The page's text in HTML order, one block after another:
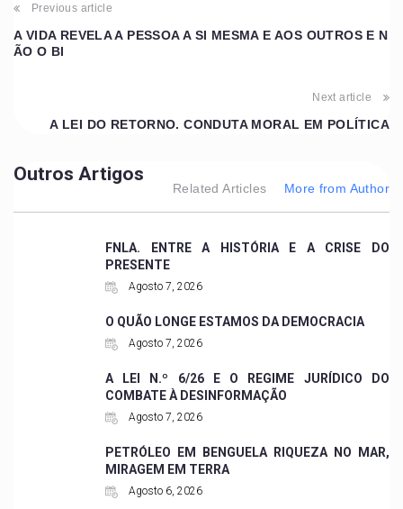
Previous article
A VIDA REVELA A PESSOA A SI MESMA E AOS OUTROS E N
ÃO O BI
Next article
A LEI DO RETORNO. CONDUTA MORAL EM POLÍTICA
Outros Artigos
Related Articles More from Author
FNLA. ENTRE A HISTÓRIA E A CRISE DO
PRESENTE
Agosto 7, 2026
O QUÃO LONGE ESTAMOS DA DEMOCRACIA
Agosto 7, 2026
A LEI N.º 6/26 E O REGIME JURÍDICO DO
COMBATE À DESINFORMAÇÃO
Agosto 7, 2026
PETRÓLEO EM BENGUELA RIQUEZA NO MAR,
MIRAGEM EM TERRA
Agosto 6, 2026